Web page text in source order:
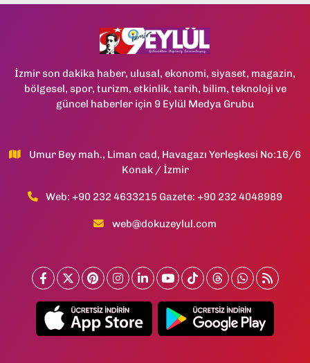
İzmir son dakika haber, ulusal, ekonomi, siyaset, magazin,
bölgesel, spor, turizm, etkinlik, tarih, bilim, teknoloji ve
güncel haberler için 9 Eylül Medya Grubu
Umur Bey mah., Liman cad, Havagazı Yerleşkesi No:16/6
Konak / İzmir
Web: +90 232 4633215 Gazete: +90 232 4048989
web@dokuzeylul.com